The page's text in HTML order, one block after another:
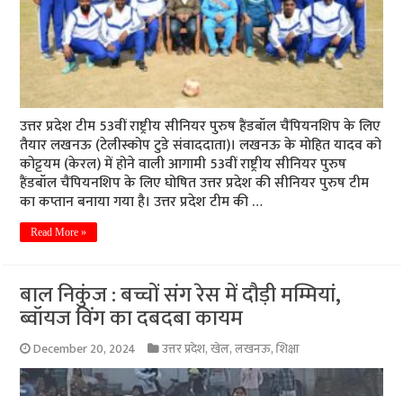
उत्तर प्रदेश टीम 53वीं राष्ट्रीय सीनियर पुरुष हैंडबॉल चैंपियनशिप के लिए
तैयार लखनऊ (टेलीस्कोप टुडे संवाददाता)। लखनऊ के मोहित यादव को
कोट्टयम (केरल) में होने वाली आगामी 53वीं राष्ट्रीय सीनियर पुरुष
हैंडबॉल चैंपियनशिप के लिए घोषित उत्तर प्रदेश की सीनियर पुरुष टीम
का कप्तान बनाया गया है। उत्तर प्रदेश टीम की …
Read More »
बाल निकुंज : बच्चों संग रेस में दौड़ी मम्मियां,
ब्वॉयज विंग का दबदबा कायम
December 20, 2024 उत्तर प्रदेश,खेल,लखनऊ,शिक्षा